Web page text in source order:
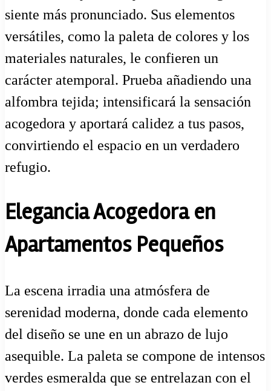
siente más pronunciado. Sus elementos
versátiles, como la paleta de colores y los
materiales naturales, le confieren un
carácter atemporal. Prueba añadiendo una
alfombra tejida; intensificará la sensación
acogedora y aportará calidez a tus pasos,
convirtiendo el espacio en un verdadero
refugio.
Elegancia Acogedora en
Apartamentos Pequeños
La escena irradia una atmósfera de
serenidad moderna, donde cada elemento
del diseño se une en un abrazo de lujo
asequible. La paleta se compone de intensos
verdes esmeralda que se entrelazan con el